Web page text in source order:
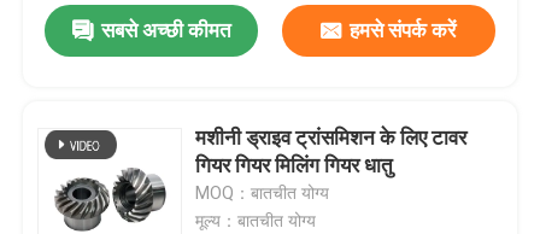
सबसे अच्छी कीमत हमसे संपर्क करें
मशीनी ड्राइव ट्रांसमिशन के लिए टावर
गियर गियर मिलिंग गियर धातु
MOQ：बातचीत योग्य
मूल्य：बातचीत योग्य